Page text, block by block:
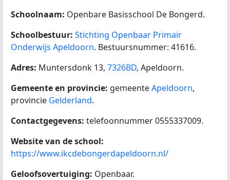
Schoolnaam: Openbare Basisschool De Bongerd.
Schoolbestuur: Stichting Openbaar Primair
Onderwijs Apeldoorn. Bestuursnummer: 41616.
Adres: Muntersdonk 13, 7326BD, Apeldoorn.
Gemeente en provincie: gemeenteApeldoorn,
provincie Gelderland.
Contactgegevens: telefoonnummer 0555337009.
Website van de school:
https://www.ikcdebongerdapeldoorn.nl/
Geloofsovertuiging: Openbaar.